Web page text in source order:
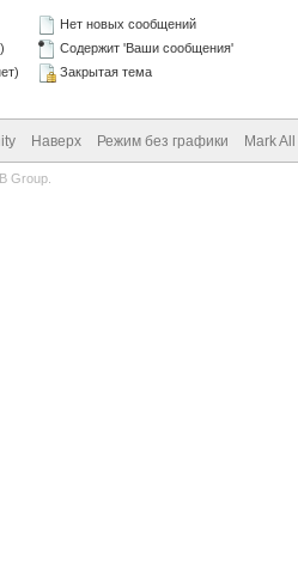
Нет новых сообщений
Содержит 'Ваши сообщения'
Закрытая тема
Наверх Режим без графики Mark
Group